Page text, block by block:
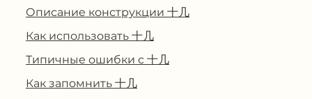
Описание конструкции ⼗⼏
Как использовать ⼗⼏
Типичные ошибки с ⼗⼏
Как запомнить ⼗⼏